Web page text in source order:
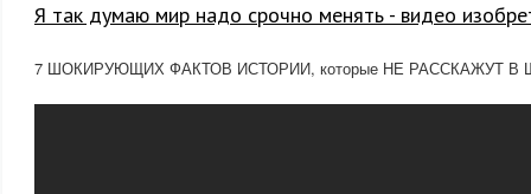
Я так думаю мир надо срочно менять - видео
7 ШОКИРУЮЩИХ ФАКТОВ ИСТОРИИ, которые НЕ РАССКАЖУТ В